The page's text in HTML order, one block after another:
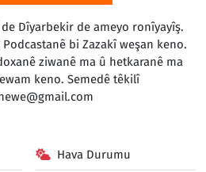
de Dîyarbekir de ameyo ronîyayîş.
bi Zazakî weşan keno.
ziwanê ma û hetkaranê ma
keno. Semedê têkilî
Hava Durumu